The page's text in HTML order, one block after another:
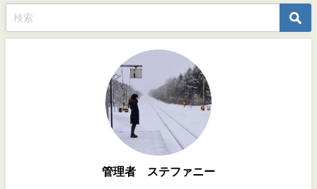
管理者 ステファニー